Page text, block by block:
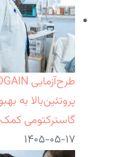
پروتئین‌بالا به
گاسترکتومی
۱۴۰۵-۰۵-۱۷